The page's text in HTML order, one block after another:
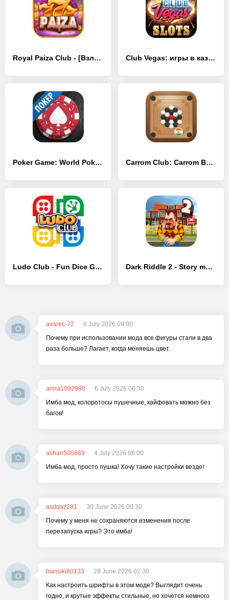
Royal Paiza Club - [Взлом/МОД Меню] Club Vegas: игры в казино - [Взлом/МОД Все открыто]
Poker Game: World Poker Club - [Взлом/МОД Unlocked] Carrom Club: Carrom Board Game - [Взлом/МОД Unlocked]
Ludo Club - Fun Dice Game - [Взлом/МОД Все открыто] Dark Riddle 2 - Story mode - [Взлом/МОД Меню]
avarec-72
6 July 2026 09:00
Почему при использовании мода все фигуры стали в два
раза больше? Лагает, когда меняешь цвет.
arina1092990
6 July 2026 06:30
Имба мод, колоротосы пушечные, кайфовать можно без
багов!
alihan500669
4 July 2026 06:00
Имба мод, просто пушка! Хочу такие настройки везде!
asdqaz281
30 June 2026 09:30
Почему у меня не сохраняются изменения после
перезапуска игры? Это имба!
barsuki80133
28 June 2026 02:30
Как настроить шрифты в этом моде? Выглядит очень
годно, и крутые эффекты стильные, но хочется немного